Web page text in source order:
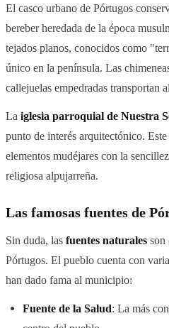
El casco urbano de Pórtugos
bereber heredada de la época
tejados planos, conocidos como
único en la península. Las
callejuelas empedradas transportan
La iglesia parroquial de Nuestra
punto de interés arquitectónico.
elementos mudéjares con la
religiosa alpujarreña.
Las famosas fuentes de
Sin duda, las fuentes naturales son
Pórtugos. El pueblo cuenta con
han dado fama al municipio:
Fuente de la Salud: La más